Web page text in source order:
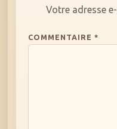
Votre adresse
COMMENTAIRE *